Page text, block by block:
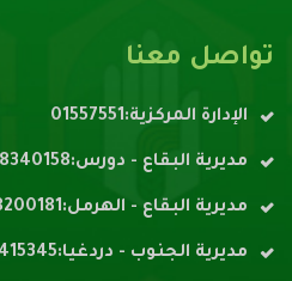
تواصل معنا
الإدارة المركزية:01557551
مديرية البقاع - دورس:08340158
مديرية البقاع - الهرمل:08200181
مديرية الجنوب - دردغيا:07415345